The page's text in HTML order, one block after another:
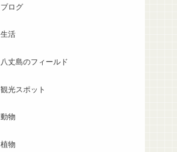
ブログ
生活
八丈島のフィールド
観光スポット
動物
植物